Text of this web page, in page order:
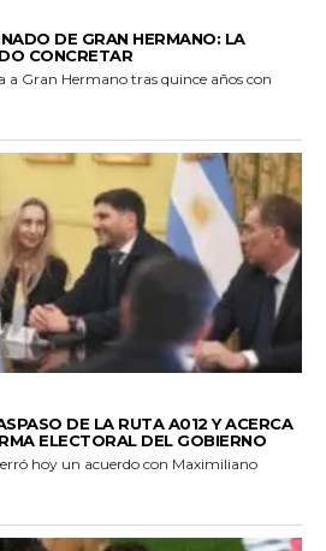
DE GRAN HERMANO: LA
CONCRETAR
a Gran Hermano tras quince años con
DE LA RUTA A012 Y ACERCA
ELECTORAL DEL GOBIERNO
hoy un acuerdo con Maximiliano